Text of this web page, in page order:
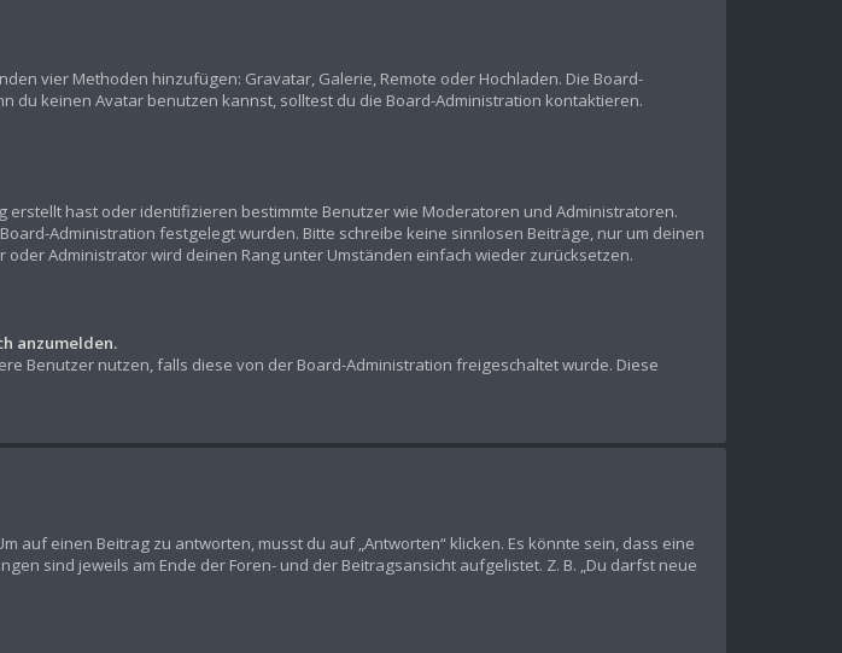
vier Methoden hinzufügen: Gravatar, Galerie, Remote oder Hochladen. Die Board-
du keinen Avatar benutzen kannst, solltest du die Board-Administration kontaktieren.
hast oder identifizieren bestimmte Benutzer wie Moderatoren und Administratoren.
Administration festgelegt wurden. Bitte schreibe keine sinnlosen Beiträge, nur um deinen
Administrator wird deinen Rang unter Umständen einfach wieder zurücksetzen.
anzumelden.
Benutzer nutzen, falls diese von der Board-Administration freigeschaltet wurde. Diese
auf einen Beitrag zu antworten, musst du auf „Antworten“ klicken. Es könnte sein, dass eine
sind jeweils am Ende der Foren- und der Beitragsansicht aufgelistet. Z. B. „Du darfst neue